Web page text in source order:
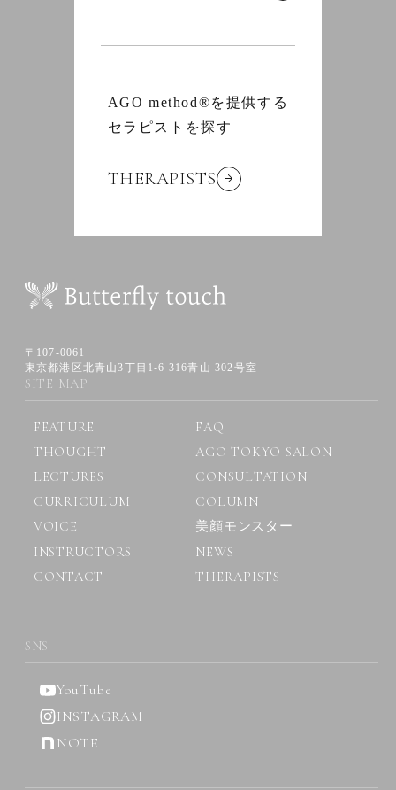
AGO method®を提供する
セラピストを探す
THERAPISTS
〒107-0061
東京都港区北青山3丁目1-6 316青山 302号室
SITE MAP
FEATURE
FAQ
THOUGHT
AGO TOKYO SALON
LECTURES
CONSULTATION
CURRICULUM
COLUMN
VOICE
美顔モンスター
INSTRUCTORS
NEWS
CONTACT
THERAPISTS
SNS
YouTube
INSTAGRAM
NOTE